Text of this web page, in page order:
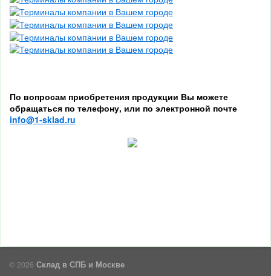
По вопросам приобретения продукции Вы можете
обращаться по телефону, или по электронной почте
info@1-sklad.ru
© 2026 Склад в СПБ и Москве